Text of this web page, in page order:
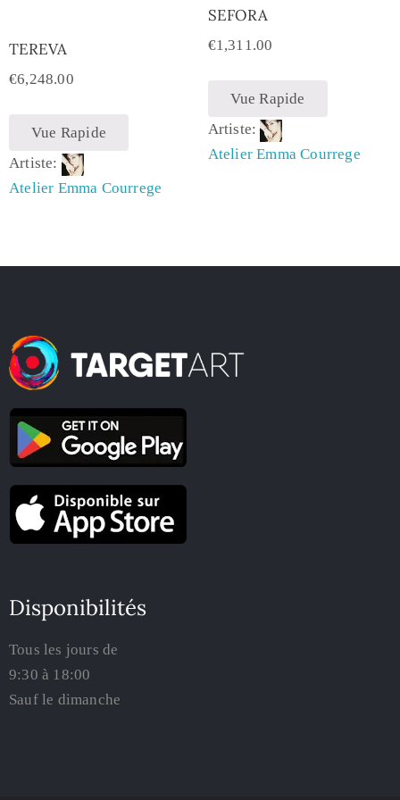
TEREVA
€6,248.00
Vue Rapide
Artiste:
Atelier Emma Courrege
SEFORA
€1,311.00
Vue Rapide
Artiste:
Atelier Emma Courrege
Disponibilités
Tous les jours de
9:30 à 18:00
Sauf le dimanche